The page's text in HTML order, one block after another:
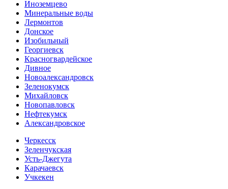
Иноземцево
Минеральные воды
Лермонтов
Донское
Изобильный
Георгиевск
Красногвардейское
Дивное
Новоалександровск
Зеленокумск
Михайловск
Новопавловск
Нефтекумск
Александровское
Черкесск
Зеленчукская
Усть-Джегута
Карачаевск
Учкекен